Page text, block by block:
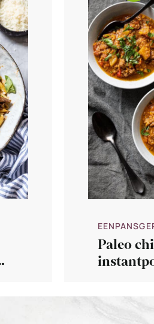
Paleo